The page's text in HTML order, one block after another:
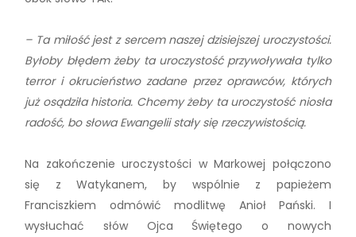
– Ta miłość jest z sercem naszej dzisiejszej uroczystości.
Byłoby błędem żeby ta uroczystość przywoływała tylko
terror i okrucieństwo zadane przez oprawców, których
już osądziła historia. Chcemy żeby ta uroczystość niosła
radość, bo słowa Ewangelii stały się rzeczywistością.
Na zakończenie uroczystości w Markowej połączono
się z Watykanem, by wspólnie z papieżem
Franciszkiem odmówić modlitwę Anioł Pański. I
wysłuchać słów Ojca Świętego o nowych